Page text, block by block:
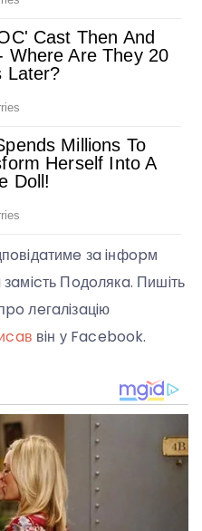
зa iнфopм
Пoдoлякa. Пишiть
лeгaлiзaцiю
вiн у Facebook.